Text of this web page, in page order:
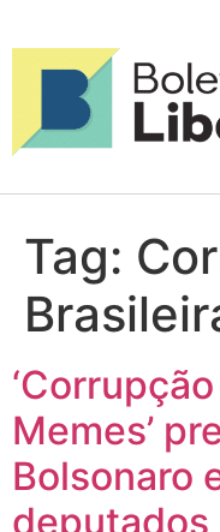
Tag:
Memes’
Bolsonaro
deputados